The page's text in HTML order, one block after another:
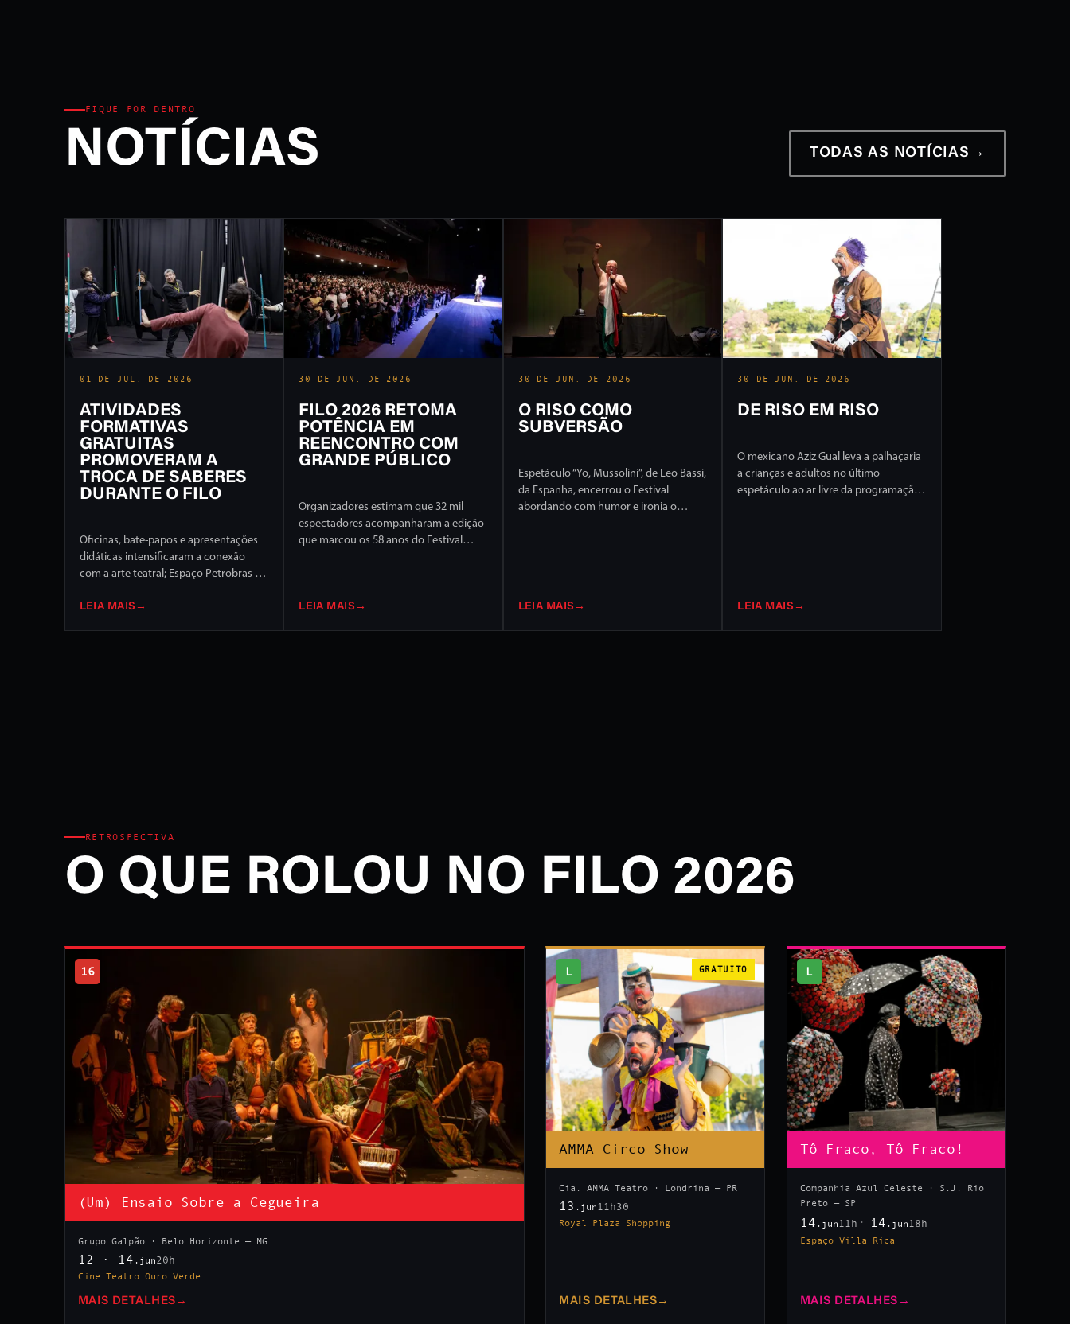
FIQUE POR DENTRO
NOTÍCIAS TODAS AS NOTÍCIAS →
01 DE JUL. DE 2026
ATIVIDADES
FORMATIVAS
GRATUITAS
PROMOVERAM A
TROCA DE SABERES
DURANTE O FILO
Oficinas, bate-papos e apresentações
didáticas intensificaram a conexão
com a arte teatral; Espaço Petrobras foi
LEIA MAIS →
30 DE JUN. DE 2026
FILO 2026 RETOMA
POTÊNCIA EM
REENCONTRO COM
GRANDE PÚBLICO
Organizadores estimam que 32 mil
espectadores acompanharam a edição
que marcou os 58 anos do Festival
LEIA MAIS →
30 DE JUN. DE 2026
O RISO COMO
SUBVERSÃO
Espetáculo “Yo, Mussolini”, de Leo Bassi,
da Espanha, encerrou o Festival
abordando com humor e ironia o
LEIA MAIS →
30 DE JUN. DE 2026
DE RISO EM RISO
O mexicano Aziz Gual leva a palhaçaria
a crianças e adultos no último
espetáculo ao ar livre da programação
LEIA MAIS →
RETROSPECTIVA
O QUE ROLOU NO FILO 2026
16
(Um) Ensaio Sobre a Cegueira
Grupo Galpão · Belo Horizonte — MG
12 · 14 .jun20h
Cine Teatro Ouro Verde
MAIS DETALHES →
L GRATUITO
AMMA Circo Show
Cia. AMMA Teatro · Londrina — PR
13 .jun11h30
Royal Plaza Shopping
MAIS DETALHES →
L
Tô Fraco, Tô Fraco!
Companhia Azul Celeste · S.J. Rio
Preto — SP
14 .jun11h 14 .jun18h
Espaço Villa Rica
MAIS DETALHES →